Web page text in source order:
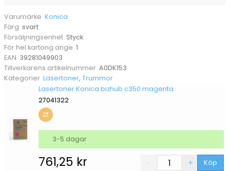
Varumärke Konica
Färg svart
Försäljningsenhet Styck
För hel kartong ange 1
EAN 39281049903
Tillverkarens artikelnummer A0DK153
Kategorier Lasertoner,Trummor
Lasertoner Konica bizhub c350 magenta
27041322
761,25 kr Köp
3-5 dagar